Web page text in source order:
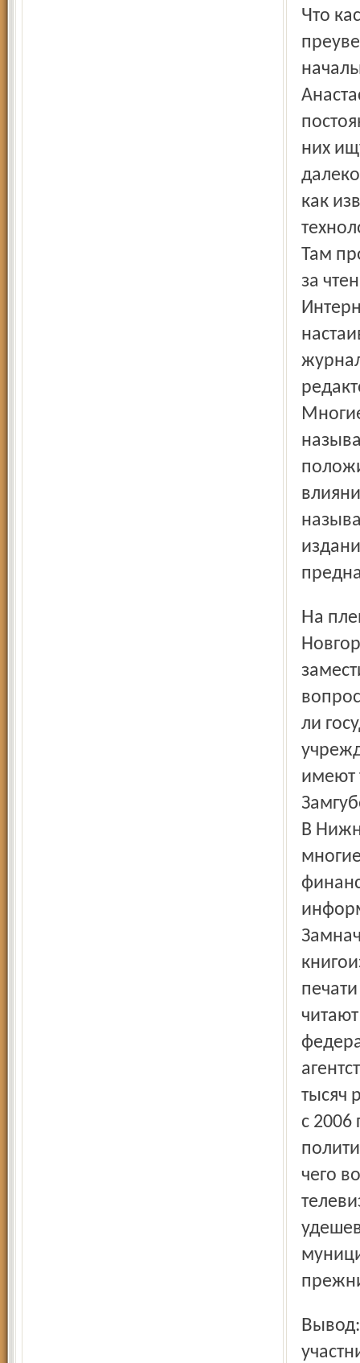
Что касается Интернета, то слухи о поглощении им газет
них
как
Там
за
На пленарном заседании конференции в Нижнем
ли
имеют
В
тысяч
с 2006
чего
Вывод: пресса, как и раньше, востребована. Многие